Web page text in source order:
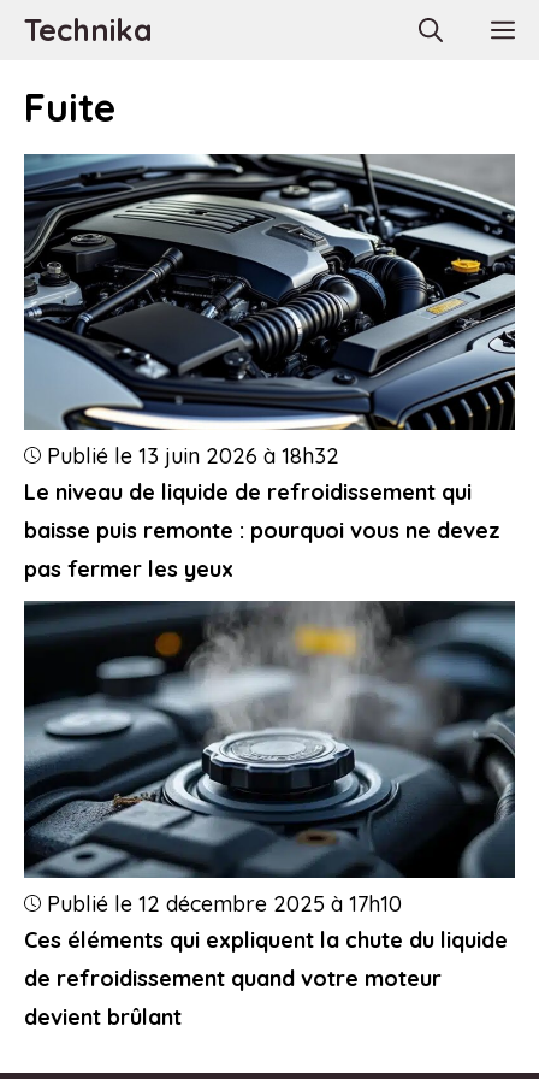
AllerTechnika
Fuite
Le niveau de liquide de refroidissement qui
baisse puis remonte : pourquoi vous ne devez
pas fermer les yeux
Publié le 13 juin 2026 à 18h32
Ces éléments qui expliquent la chute du liquide
de refroidissement quand votre moteur
devient brûlant
Publié le 12 décembre 2025 à 17h10